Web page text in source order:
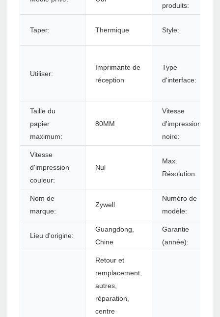
produits:
Taper: Thermique Style:
Utiliser:
Imprimante de
réception
Type
d'interface:
Taille du
papier
maximum:
80MM
Vitesse
d'impression
noire:
Vitesse
d'impression
couleur:
Nul
Max.
Résolution:
Nom de
marque:
Zywell
Numéro de
modèle:
Lieu d'origine:
Guangdong,
Chine
Garantie
(année):
Retour et
remplacement,
autres,
réparation,
centre